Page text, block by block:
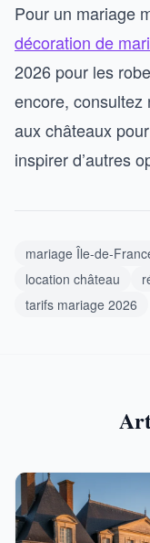
Pour un mariage
décoration de
2026 pour les
encore, consultez
aux châteaux
inspirer d’autres
mariage Île-de-
location château
tarifs mariage 2026